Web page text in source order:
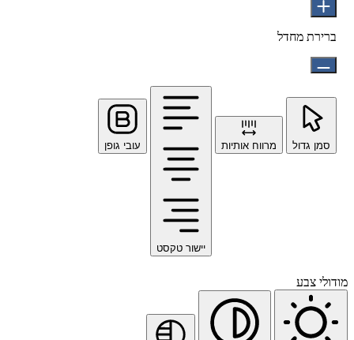
ברירת מחדל
סמן גדול מרווח אותיות
יישור טקסט
עובי גופן
מודולי צבע